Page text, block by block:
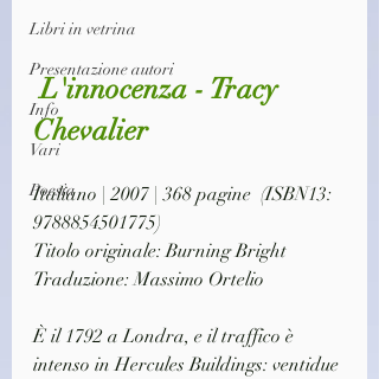
Libri in vetrina
Presentazione autori
Info
Vari
Poesia
L'innocenza - Tracy
Chevalier
Italiano | 2007 | 368 pagine  (ISBN13:
9788854501775)
Titolo originale: Burning Bright
Traduzione: Massimo Ortelio
È il 1792 a Londra, e il traffico è
intenso in Hercules Buildings: ventidue